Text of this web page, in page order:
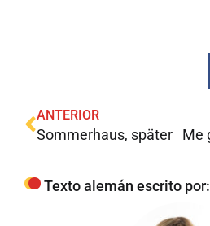
ANTERIOR
Sommerhaus, später
Texto alemán escrito por: